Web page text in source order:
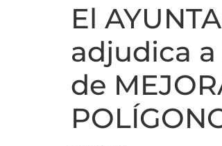
El
adjudica a
de